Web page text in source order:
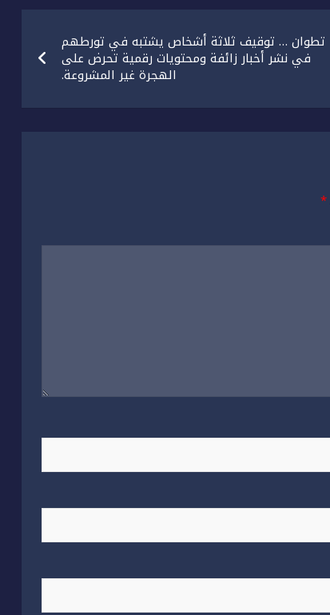
تطوان … توقيف ثلاثة أشخاص يشتبه في تورطهم
في نشر أخبار زائفة ومحتويات رقمية تحرض على
الهجرة غير المشروعة.
*